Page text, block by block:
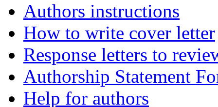
Authors instructions
How to write cover letter
Response letters to
Authorship Statement
Help for authors